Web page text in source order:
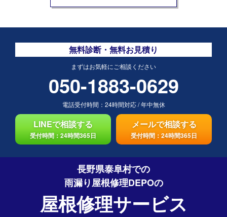
無料診断・無料お見積り
まずはお気軽にご相談ください
050-1883-0629
電話受付時間： 24時間対応/年中無休
LINEで相談する
受付時間：24時間365日
メールで相談する
受付時間：24時間365日
長野県泰阜村での
雨漏り屋根修理DEPOの
屋根修理サービス